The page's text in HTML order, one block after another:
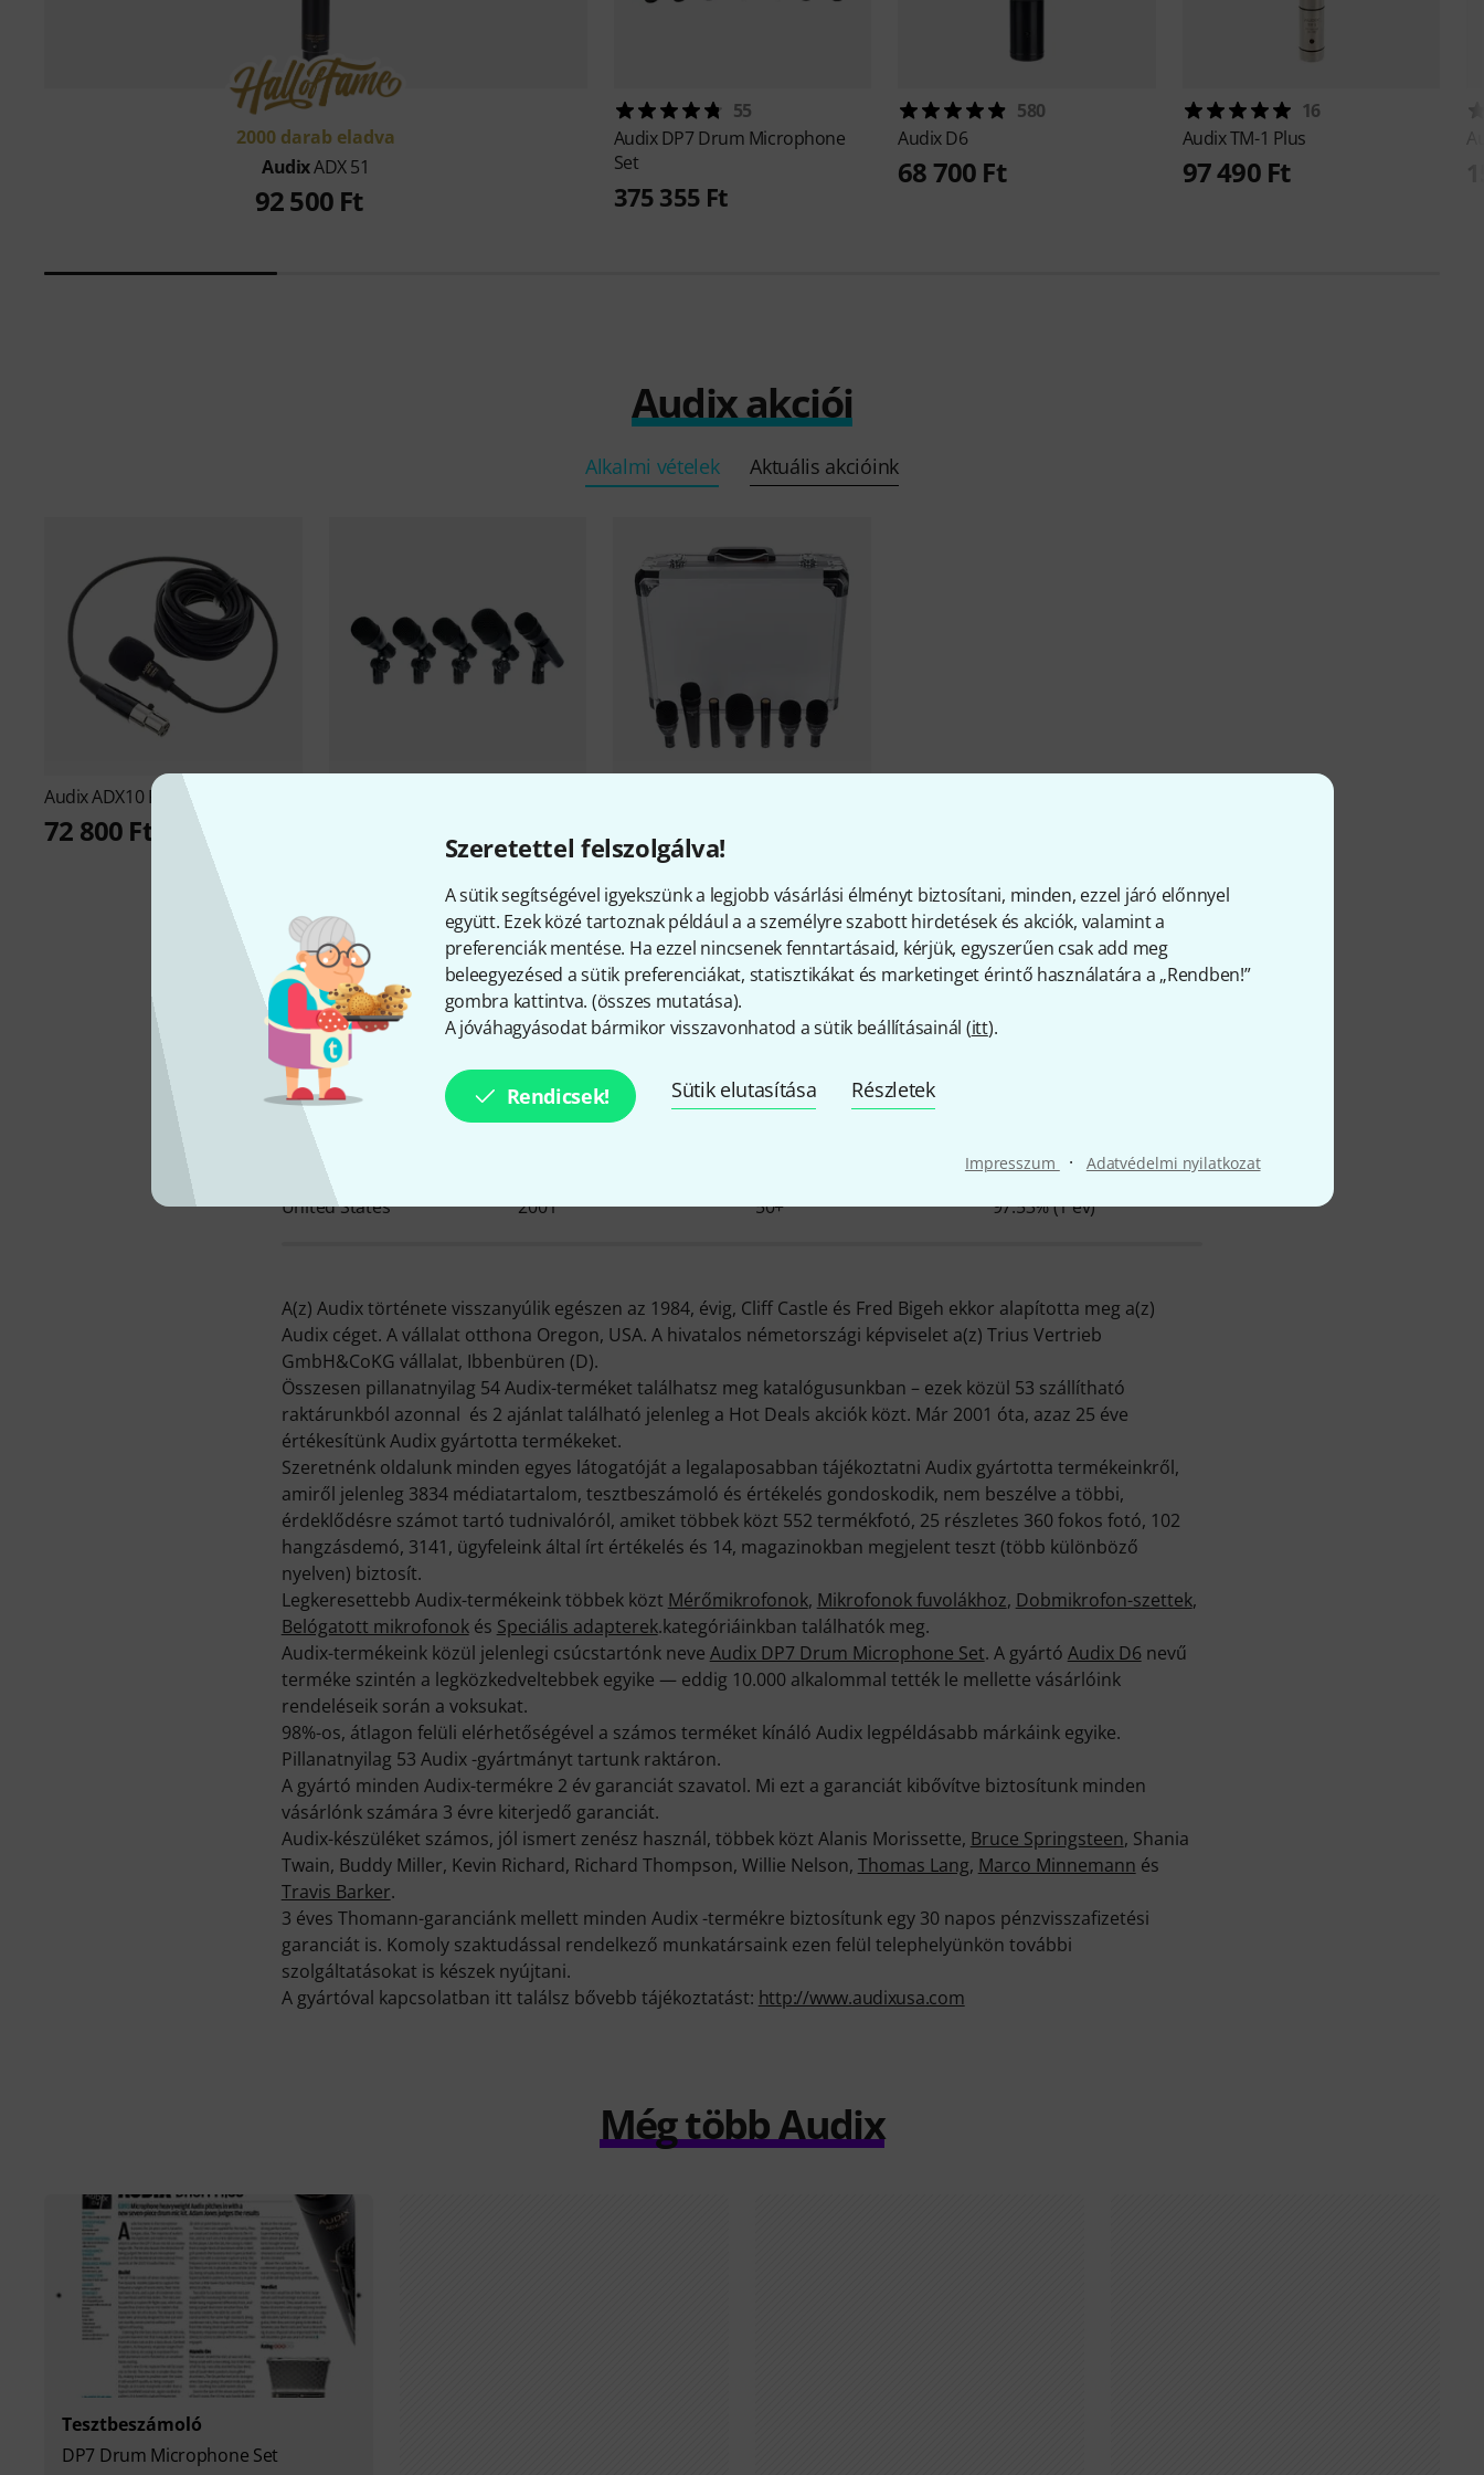
Szeretettel felszolgálva!
A sütik segítségével igyekszünk a legjobb vásárlási élményt biztosítani, minden, ezzel járó előnnyel
együtt. Ezek közé tartoznak például a a személyre szabott hirdetések és akciók, valamint a
preferenciák mentése. Ha ezzel nincsenek fenntartásaid, kérjük, egyszerűen csak add meg
beleegyezésed a sütik preferenciákat, statisztikákat és marketinget érintő használatára a „Rendben!”
gombra kattintva. (összes mutatása).
A jóváhagyásodat bármikor visszavonhatod a sütik beállításainál (itt).
Rendicsek! Sütik elutasítása Részletek
Impresszum · Adatvédelmi nyilatkozat
2000 darab eladva
AudixADX 51
92 500 Ft
55
AudixDP7 Drum Microphone
Set
375 355 Ft
580
AudixD6
68 700 Ft
16
AudixTM-1 Plus
97 490 Ft
Audix akciói
Alkalmi vételek Aktuális akcióink
AudixADX10 FLP B-Stock
72 800 Ft
143 800 Ft
Audix - érdekességek a cégről
SZÉKHELY
United States 2001 50+ 97.53% (1 év)
A(z) Audix története visszanyúlik egészen az 1984, évig, Cliff Castle és Fred Bigeh ekkor alapította meg a(z)
Audix céget. A vállalat otthona Oregon, USA. A hivatalos németországi képviselet a(z) Trius Vertrieb
GmbH&CoKG vállalat, Ibbenbüren (D).
Összesen pillanatnyilag 54 Audix-terméket találhatsz meg katalógusunkban – ezek közül 53 szállítható
raktárunkból azonnal és 2 ajánlat található jelenleg a Hot Deals akciók közt. Már 2001 óta, azaz 25 éve
értékesítünk Audix gyártotta termékeket.
Szeretnénk oldalunk minden egyes látogatóját a legalaposabban tájékoztatni Audix gyártotta termékeinkről,
amiről jelenleg 3834 médiatartalom, tesztbeszámoló és értékelés gondoskodik, nem beszélve a többi,
érdeklődésre számot tartó tudnivalóról, amiket többek közt 552 termékfotó, 25 részletes 360 fokos fotó, 102
hangzásdemó, 3141, ügyfeleink által írt értékelés és 14, magazinokban megjelent teszt (több különböző
nyelven) biztosít.
Legkeresettebb Audix-termékeink többek közt Mérőmikrofonok, Mikrofonok fuvolákhoz, Dobmikrofon-szettek,
Belógatott mikrofonokés Speciális adapterek.kategóriáinkban találhatók meg.
Audix-termékeink közül jelenlegi csúcstartónk neve Audix DP7 Drum Microphone Set. A gyártó Audix D6 nevű
terméke szintén a legközkedveltebbek egyike — eddig 10.000 alkalommal tették le mellette vásárlóink
rendeléseik során a voksukat.
98%-os, átlagon felüli elérhetőségével a számos terméket kínáló Audix legpéldásabb márkáink egyike.
Pillanatnyilag 53 Audix -gyártmányt tartunk raktáron.
A gyártó minden Audix-termékre 2 év garanciát szavatol. Mi ezt a garanciát kibővítve biztosítunk minden
vásárlónk számára 3 évre kiterjedő garanciát.
Audix-készüléket számos, jól ismert zenész használ, többek közt Alanis Morissette, Bruce Springsteen, Shania
Twain, Buddy Miller, Kevin Richard, Richard Thompson, Willie Nelson, Thomas Lang, Marco Minnemann és
Travis Barker.
3 éves Thomann-garanciánk mellett minden Audix -termékre biztosítunk egy 30 napos pénzvisszafizetési
garanciát is. Komoly szaktudással rendelkező munkatársaink ezen felül telephelyünkön további
szolgáltatásokat is készek nyújtani.
A gyártóval kapcsolatban itt találsz bővebb tájékoztatást: http://www.audixusa.com
Még több Audix
Tesztbeszámoló
DP7 Drum Microphone Set